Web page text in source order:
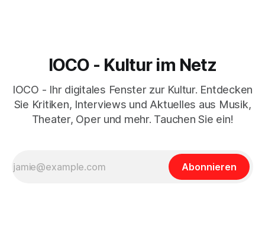
IOCO - Kultur im Netz
IOCO - Ihr digitales Fenster zur Kultur. Entdecken
Sie Kritiken, Interviews und Aktuelles aus Musik,
Theater, Oper und mehr. Tauchen Sie ein!
Abonnieren